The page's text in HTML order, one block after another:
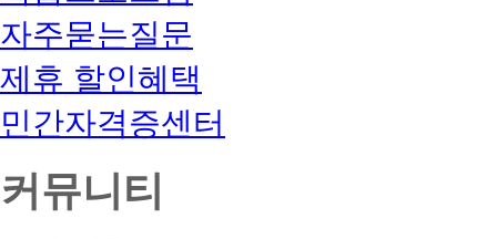
자주묻는질문
제휴 할인혜택
민간자격증센터
커뮤니티